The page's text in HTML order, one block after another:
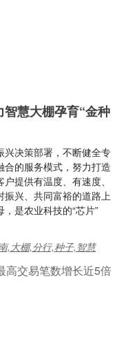
慧大棚孕育“金种
兴决策部署，不断健全专
的服务模式，努力打造
提供有温度、有速度、
振兴、共同富裕的道路上
是农业科技的“芯片”
,大棚,分行,种子,智慧